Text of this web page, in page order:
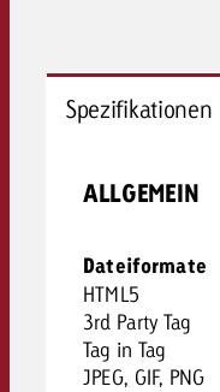
Spezifikationen
ALLGEMEIN
Dateiformate
HTML5
3rd Party Tag
Tag in Tag
JPEG, GIF, PNG